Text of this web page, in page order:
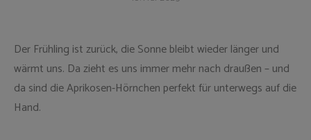
Der Frühling ist zurück, die Sonne bleibt wieder länger und
wärmt uns. Da zieht es uns immer mehr nach draußen – und
da sind die Aprikosen-Hörnchen perfekt für unterwegs auf die
Hand.